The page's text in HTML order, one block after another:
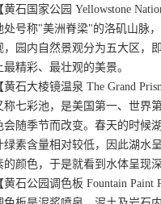
黄石国家公园 Yellowstone
处号称"美洲脊梁"的洛矶山脉
，园内自然景观分为五大区，
最精彩、最壮观的美景。
黄石大棱镜温泉 The Grand
称七彩池，是美国第一、世界
会随季节而改变。春天的时候
绿素含量相对较低，因此湖水
的颜色，于是就看到水体呈现
黄石公园调色板 Fountain Paint